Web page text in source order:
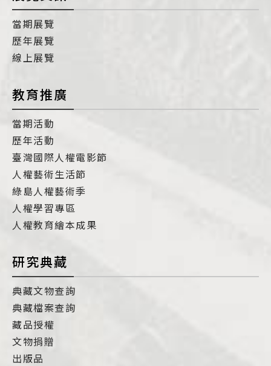
當期展覽
歷年展覽
線上展覽
教育推廣
當期活動
歷年活動
臺灣國際人權電影節
人權藝術生活節
綠島人權藝術季
人權學習專區
人權教育繪本成果
研究典藏
典藏文物查詢
典藏檔案查詢
藏品授權
文物捐贈
出版品